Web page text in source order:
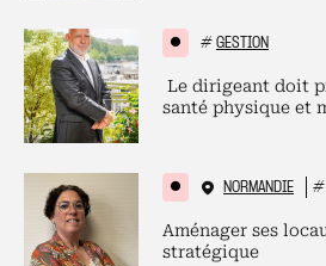
# GESTION
Le dirigeant doit
santé physique et
NORMANDIE #
Aménager ses
stratégique